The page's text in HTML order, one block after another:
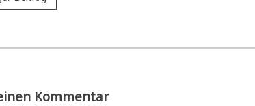
Kommentar